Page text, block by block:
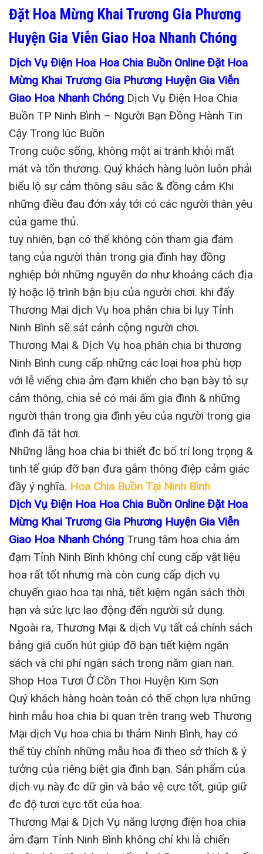
Đặt Hoa Mừng Khai Trương Gia Phương
Huyện Gia Viễn Giao Hoa Nhanh Chóng
Dịch Vụ Điện Hoa Hoa Chia Buồn Online Đặt Hoa
Mừng Khai Trương Gia Phương Huyện Gia Viễn
Giao Hoa Nhanh Chóng Dịch Vụ Điện Hoa Chia
Buồn TP Ninh Bình – Người Bạn Đồng Hành Tin
Cậy Trong lúc Buồn
Trong cuộc sống, không một ai tránh khỏi mất
mát và tổn thương. Quý khách hàng luôn luôn phải
biểu lộ sự cảm thông sâu sắc & đồng cảm Khi
những điều đau đớn xảy tới có các người thân yêu
của game thủ.
tuy nhiên, bạn có thể không còn tham gia đám
tang của người thân trong gia đình hay đồng
nghiệp bởi những nguyên do như khoảng cách địa
lý hoặc lộ trình bận bịu của người chơi. khi đấy
Thương Mại dịch Vụ hoa phân chia bi lụy Tỉnh
Ninh Bình sẽ sát cánh cộng người chơi.
Thương Mại & Dịch Vụ hoa phân chia bi thương
Ninh Bình cung cấp những các loại hoa phù hợp
với lễ viếng chia ảm đạm khiến cho bạn bày tỏ sự
cảm thông, chia sẻ có mái ấm gia đình & những
người thân trong gia đình yêu của người trong gia
đình đã tắt hơi.
Những lẵng hoa chia bi thiết đc bố trí long trọng &
tinh tế giúp đỡ bạn đưa gắm thông điệp cảm giác
đầy ý nghĩa. Hoa Chia Buồn Tại Ninh Bình
Dịch Vụ Điện Hoa Hoa Chia Buồn Online Đặt Hoa
Mừng Khai Trương Gia Phương Huyện Gia Viễn
Giao Hoa Nhanh Chóng Trung tâm hoa chia ảm
đạm Tỉnh Ninh Bình không chỉ cung cấp vật liệu
hoa rất tốt nhưng mà còn cung cấp dịch vụ
chuyển giao hoa tại nhà, tiết kiệm ngân sách thời
hạn và sức lực lao động đến người sử dụng.
Ngoài ra, Thương Mại & dịch Vụ tất cả chính sách
bảng giá cuốn hút giúp đỡ bạn tiết kiệm ngân
sách và chi phí ngân sách trong năm gian nan.
Shop Hoa Tươi Ở Cồn Thoi Huyện Kim Sơn
Quý khách hàng hoàn toàn có thể chọn lựa những
hình mẫu hoa chia bi quan trên trang web Thương
Mại dịch Vụ hoa chia bi thảm Ninh Bình, hay có
thể tùy chỉnh những mẫu hoa đi theo sở thích & ý
tưởng của riêng biệt gia đình bạn. Sản phẩm của
dịch vụ này đc dữ gìn và bảo vệ cực tốt, giúp giữ
đc độ tươi cực tốt của hoa.
Thương Mại & Dịch Vụ năng lượng điện hoa chia
ảm đạm Tỉnh Ninh Bình không chỉ khi là chiến